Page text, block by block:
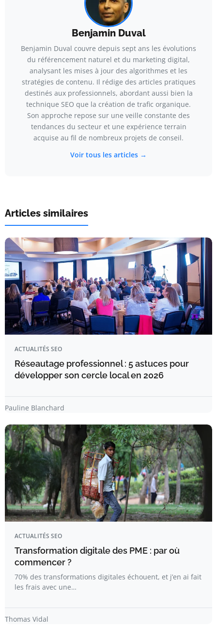
Benjamin Duval
Benjamin Duval couvre depuis sept ans les évolutions
du référencement naturel et du marketing digital,
analysant les mises à jour des algorithmes et les
stratégies de contenu. Il rédige des articles pratiques
destinés aux professionnels, abordant aussi bien la
technique SEO que la création de trafic organique.
Son approche repose sur une veille constante des
tendances du secteur et une expérience terrain
acquise au fil de nombreux projets de conseil.
Voir tous les articles →
Articles similaires
ACTUALITÉS SEO
Réseautage professionnel : 5 astuces pour
développer son cercle local en 2026
Pauline Blanchard
ACTUALITÉS SEO
Transformation digitale des PME : par où
commencer ?
70% des transformations digitales échouent, et j’en ai fait
les frais avec une…
Thomas Vidal